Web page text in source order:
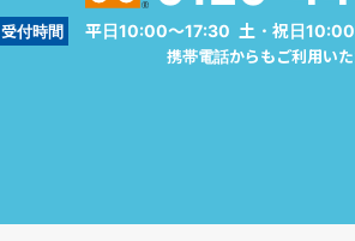
受付時間 平日10:00～17:30 土・祝日10:00
携帯電話からもご利用い